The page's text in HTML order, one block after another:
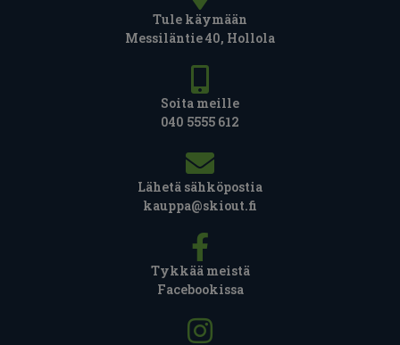
Tule käymään
Messiläntie 40, Hollola
Soita meille
040 5555 612
Lähetä sähköpostia
kauppa@skiout.fi
Tykkää meistä
Facebookissa